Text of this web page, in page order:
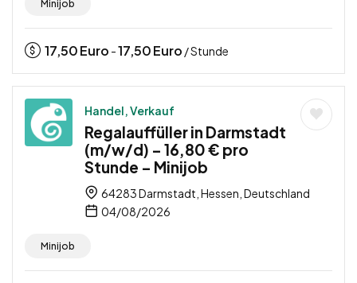
Minijob
17,50Euro -17,50Euro / Stunde
Handel, Verkauf
Regalauffüller in Darmstadt
(m/w/d) – 16,80 € pro
Stunde – Minijob
64283 Darmstadt, Hessen, Deutschland
04/08/2026
Minijob